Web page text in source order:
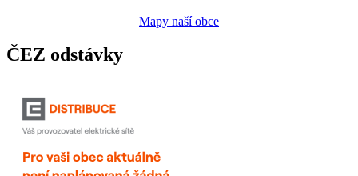
Mapy naší obce
ČEZ odstávky